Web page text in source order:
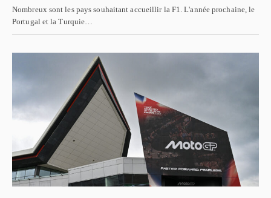
Nombreux sont les pays souhaitant accueillir la F1. L'année prochaine, le
Portugal et la Turquie…